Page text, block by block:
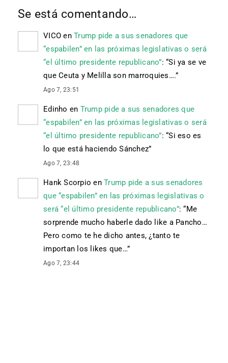
Se está comentando…
VICO en Trump pide a sus senadores que
“espabilen” en las próximas legislativas o será
“el último presidente republicano”: “Si ya se ve
que Ceuta y Melilla son marroquies….”
Ago 7, 23:51
Edinho en Trump pide a sus senadores que
“espabilen” en las próximas legislativas o será
“el último presidente republicano”: “Si eso es
lo que está haciendo Sánchez”
Ago 7, 23:48
Hank Scorpio en Trump pide a sus senadores
que “espabilen” en las próximas legislativas o
será “el último presidente republicano”: “Me
sorprende mucho haberle dado like a Pancho…
Pero como te he dicho antes, ¿tanto te
importan los likes que…”
Ago 7, 23:44